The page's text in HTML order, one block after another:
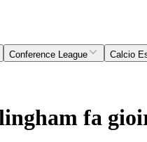
Conference League Calcio
fa